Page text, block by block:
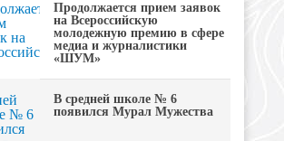
Продолжается прием заявок
на Всероссийскую
молодежную премию в сфере
медиа и журналистики
«ШУМ»
В средней школе № 6
появился Мурал Мужества